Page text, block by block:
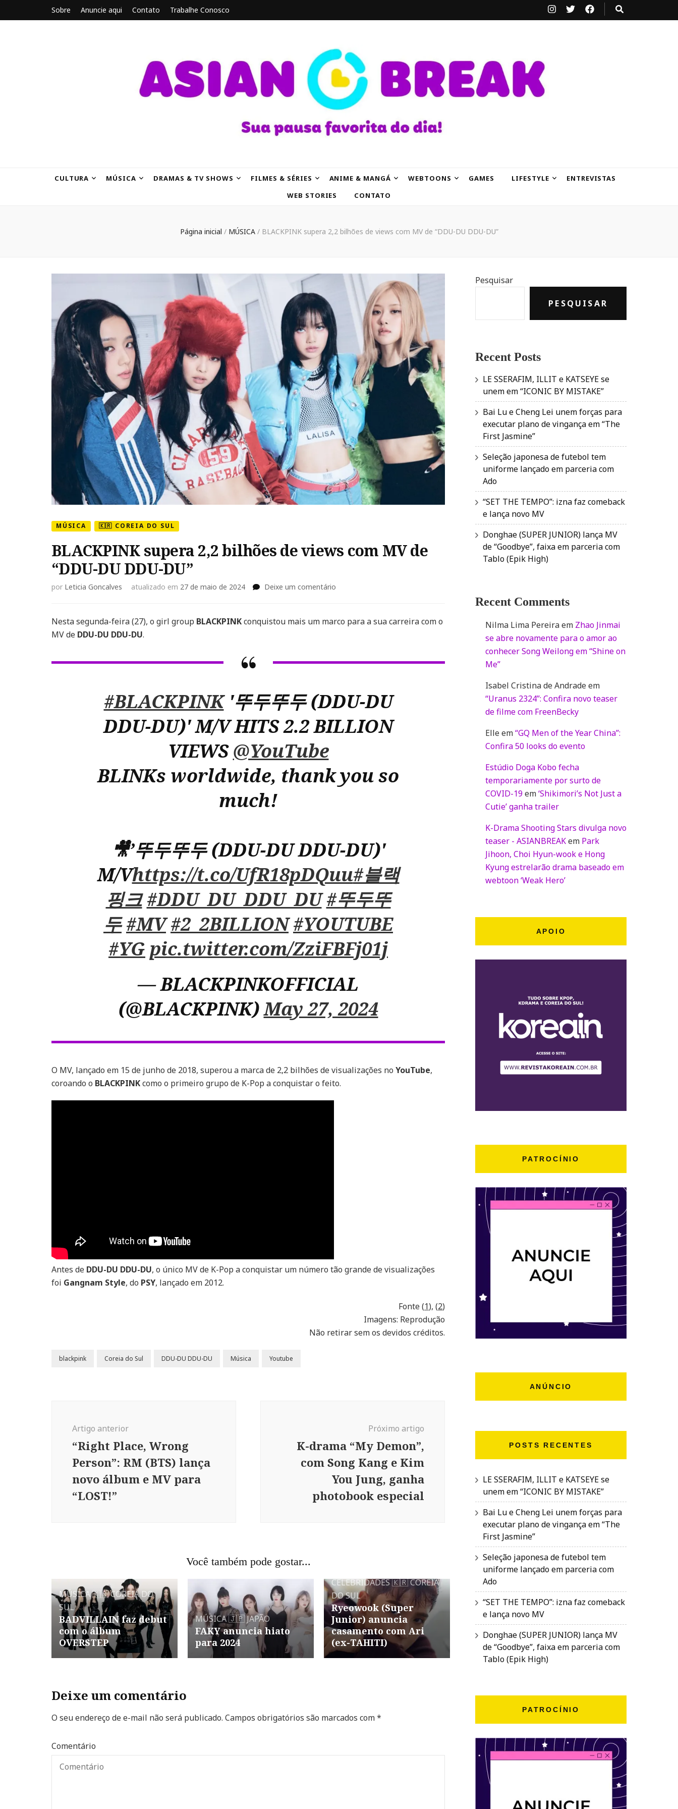
Sobre Anuncie aqui Contato Trabalhe Conosco
CULTURA MÚSICA DRAMAS & TV SHOWS FILMES & SÉRIES ANIME & MANGÁ WEBTOONS GAMES LIFESTYLE
ENTREVISTAS
WEB STORIES
CONTATO
Página inicial / MÚSICA / BLACKPINK supera 2,2 bilhões de views com MV de “DDU-DU DDU-DU”
MÚSICA 🇰🇷 COREIA DO SUL
BLACKPINK supera 2,2 bilhões de views com MV de
“DDU-DU DDU-DU”
por Leticia Goncalves atualizado em 27 de maio de 2024 Deixe um comentário
2,2
bilhões
com
DU
DU”
Nesta segunda-feira (27), o girl group BLACKPINKconquistou mais um marco para a sua carreira com o
MV de DDU-DU DDU-DU.
#BLACKPINK'뚜두뚜두 (DDU-DU
DDU-DU)' M/V HITS 2.2 BILLION
VIEWS@YouTube
BLINKs worldwide, thank you so
much!
🎥’뚜두뚜두 (DDU-DU DDU-DU)'
M/Vhttps://t.co/UfR18pDQuu#블랙
핑크 #DDU_DU_DDU_DU #뚜두뚜
두 #MV #2_2BILLION #YOUTUBE
#YG pic.twitter.com/ZziFBFj01j
— BLACKPINKOFFICIAL
(@BLACKPINK)May 27, 2024
O MV, lançado em 15 de junho de 2018, superou a marca de 2,2 bilhões de visualizações no YouTube,
coroando o BLACKPINKcomo o primeiro grupo de K-Pop a conquistar o feito.
Antes de DDU-DU DDU-DU, o único MV de K-Pop a conquistar um número tão grande de visualizações
foi Gangnam Style, do PSY, lançado em 2012.
Fonte (1), (2)
Imagens: Reprodução
Não retirar sem os devidos créditos.
blackpink Coreia do Sul DDU-DU DDU-DU Música Youtube
Artigo anterior
“Right Place, Wrong
Person”: RM (BTS) lança
novo álbum e MV para
“LOST!”
Próximo artigo
K-drama “My Demon”,
com Song Kang e Kim
You Jung, ganha
photobook especial
Você também pode gostar...
MÚSICA🇰🇷 COREIA DO
SUL
BADVILLAIN faz debut
com o álbum
OVERSTEP
MÚSICA🇯🇵 JAPÃO
FAKY anuncia hiato
para 2024
CELEBRIDADES🇰🇷 COREIA
DO SUL
Ryeowook (Super
Junior) anuncia
casamento com Ari
(ex-TAHITI)
Deixe um comentário
O seu endereço de e-mail não será publicado. Campos obrigatórios são marcados com*
Comentário
Pesquisar
PESQUISAR
Recent Posts
LE SSERAFIM, ILLIT e KATSEYE se
unem em “ICONIC BY MISTAKE”
Bai Lu e Cheng Lei unem forças para
executar plano de vingança em “The
First Jasmine”
Seleção japonesa de futebol tem
uniforme lançado em parceria com
Ado
“SET THE TEMPO”: izna faz comeback
e lança novo MV
Donghae (SUPER JUNIOR) lança MV
de “Goodbye”, faixa em parceria com
Tablo (Epik High)
Recent Comments
Nilma Lima Pereiraem Zhao Jinmai
se abre novamente para o amor ao
conhecer Song Weilong em “Shine on
Me”
Isabel Cristina de Andradeem
“Uranus 2324”: Confira novo teaser
de filme com FreenBecky
Elleem“GQ Men of the Year China”:
Confira 50 looks do evento
Estúdio Doga Kobo fecha
temporariamente por surto de
COVID-19em‘Shikimori’s Not Just a
Cutie’ ganha trailer
K-Drama Shooting Stars divulga novo
teaser - ASIANBREAKem Park
Jihoon, Choi Hyun-wook e Hong
Kyung estrelarão drama baseado em
webtoon ‘Weak Hero’
APOIO
PATROCÍNIO
ANÚNCIO
POSTS RECENTES
LE SSERAFIM, ILLIT e KATSEYE se
unem em “ICONIC BY MISTAKE”
Bai Lu e Cheng Lei unem forças para
executar plano de vingança em “The
First Jasmine”
Seleção japonesa de futebol tem
uniforme lançado em parceria com
Ado
“SET THE TEMPO”: izna faz comeback
e lança novo MV
Donghae (SUPER JUNIOR) lança MV
de “Goodbye”, faixa em parceria com
Tablo (Epik High)
PATROCÍNIO